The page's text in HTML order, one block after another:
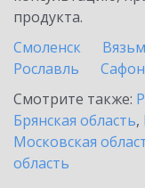
продукта.
Смоленск
Рославль
Смотрите также:
Брянская область,
Московская
область